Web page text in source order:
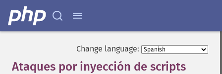
Change language:
Ataques por inyección de scripts